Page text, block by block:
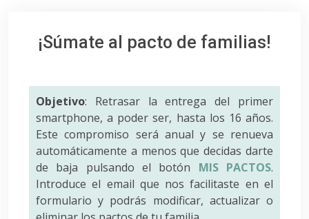
¡Súmate al pacto de familias!
Objetivo: Retrasar la entrega del primer
smartphone, a poder ser, hasta los 16 años.
Este compromiso será anual y se renueva
automáticamente a menos que decidas darte
de baja pulsando el botón MIS PACTOS.
Introduce el email que nos facilitaste en el
formulario y podrás modificar, actualizar o